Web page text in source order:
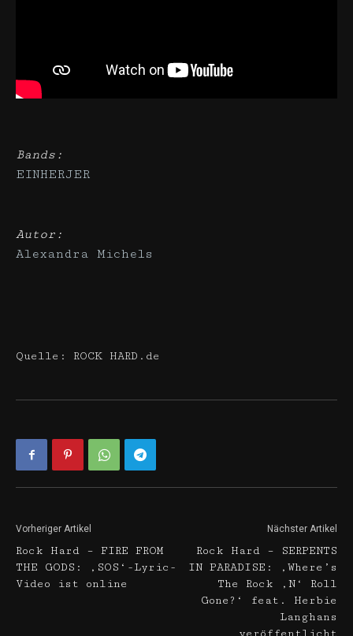
Bands:
EINHERJER
Autor:
Alexandra Michels
Quelle: ROCK HARD.de
Vorheriger Artikel
Rock Hard – FIRE FROM
THE GODS: ‚SOS‘-Lyric-
Video ist online
Nächster Artikel
Rock Hard – SERPENTS
IN PARADISE: ‚Where’s
The Rock ‚N‘ Roll
Gone?‘ feat. Herbie
Langhans